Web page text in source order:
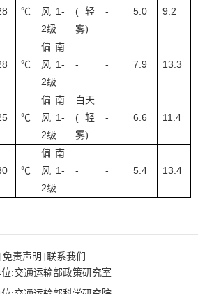
℃
风 1-
2级
( 轻
雾)
- 5.0 9.2
℃
偏南
风 1-
2级
- - 7.9 13.3
℃
偏南
风 1-
2级
白天
( 轻
雾)
- 6.6 11.4
℃
偏南
风 1-
2级
- - 5.4 13.4
| 免责声明 | 联系我们
:交通运输部政策研究室